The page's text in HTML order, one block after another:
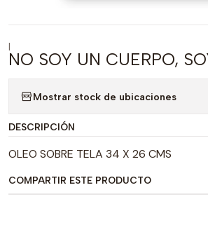
|
NO SOY UN CUERPO,
Mostrar stock de ubicaciones
DESCRIPCIÓN
OLEO SOBRE TELA 34 X 26 CMS
COMPARTIR ESTE PRODUCTO